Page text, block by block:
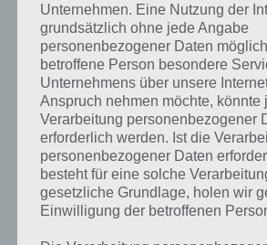
Weitere Lösungen zu
gesucht? Schaue in
Komplettlösung zur
kannst du mit der
schnell die Antworten
Lösungen der über 300
finden!
Unternehmen. Eine Nutzung der
grundsätzlich ohne jede Angabe
personenbezogener Daten
betroffene Person besondere
Unternehmens über unsere
Anspruch nehmen möchte, könnte
Verarbeitung personenbezogener
erforderlich werden. Ist die
personenbezogener Daten
besteht für eine solche
gesetzliche Grundlage, holen wir
Einwilligung der betroffenen